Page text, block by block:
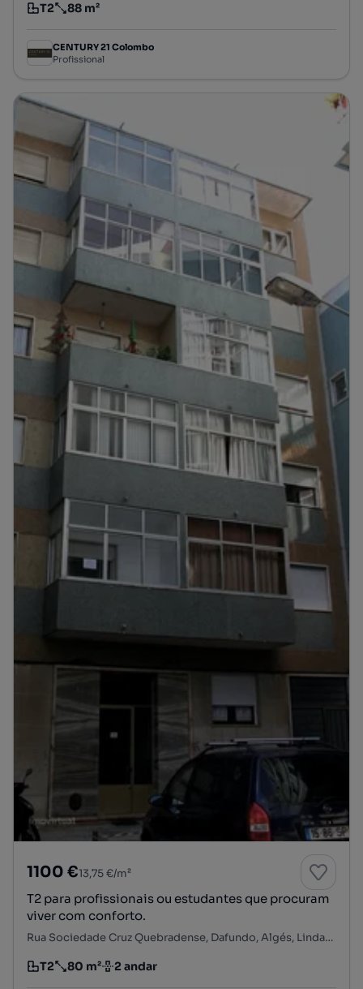
Tipologia
T2
Preço por metro quadrado
88 m²
CENTURY 21 Colombo
Profissional
1100 €13,75 €/m²
T2 para profissionais ou estudantes que procuram
viver com conforto.
Rua Sociedade Cruz Quebradense, Dafundo, Algés, Linda-a-Velha e Cruz Quebrada-Dafundo, Oeiras, Lisboa
Tipologia
T2
Preço por metro quadrado
80 m²
Andar 2 andar